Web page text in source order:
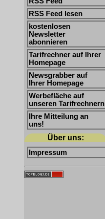
RSS Feed lesen
kostenlosen
Newsletter
abonnieren
Tarifrechner auf Ihrer
Homepage
Newsgrabber auf
Ihrer Homepage
Werbefläche auf
unseren Tarifrechnern
Ihre Mitteilung an
uns!
Über uns:
Impressum